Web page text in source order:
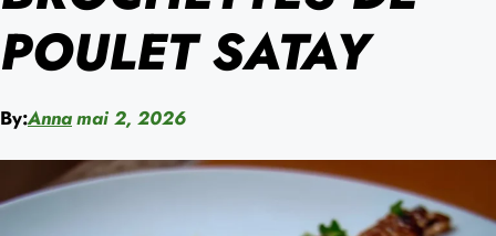
POULET SATAY
By:Annamai 2, 2026